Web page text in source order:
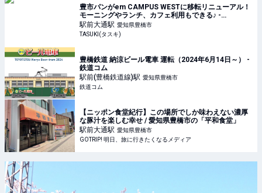
豊市パンがem CAMPUS WESTに移転リニューアル！
モーニングやランチ、カフェ利用もできる♪ -
TASUKI(タスキ)
駅前大通駅 愛知県豊橋市
TASUKI(タスキ)
豊橋鉄道 納涼ビール電車 運転（2024年6月14日～） -
鉄道コム
駅前(豊橋鉄道線)駅 愛知県豊橋市
鉄道コム
【ニッポン食堂紀行】この場所でしか味わえない濃厚
な豚汁を楽しむ幸せ / 愛知県豊橋市の「平和食堂」
駅前大通駅 愛知県豊橋市
GOTRIP! 明日、旅に行きたくなるメディア